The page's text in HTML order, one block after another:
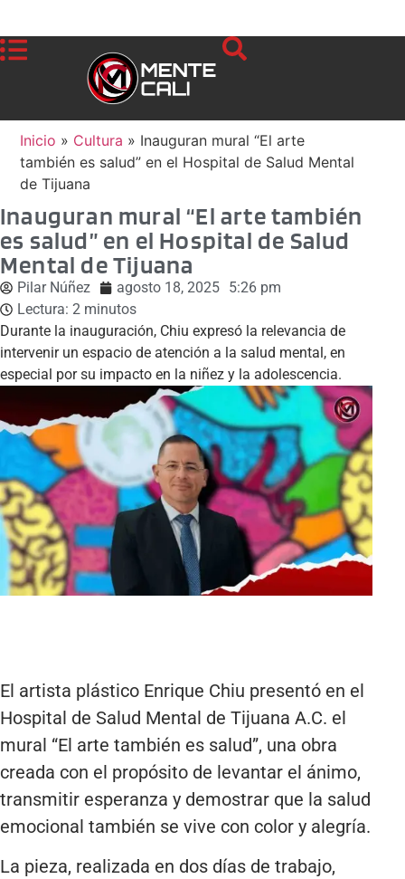
Inicio » Cultura » Inauguran mural “El arte
también es salud” en el Hospital de Salud Mental
de Tijuana
Inauguran mural “El arte también
es salud” en el Hospital de Salud
Mental de Tijuana
Pilar Núñez agosto 18, 2025 5:26 pm
Lectura: 2 minutos
Durante la inauguración, Chiu expresó la relevancia de
intervenir un espacio de atención a la salud mental, en
especial por su impacto en la niñez y la adolescencia.
El artista plástico Enrique Chiu presentó en el
Hospital de Salud Mental de Tijuana A.C. el
mural “El arte también es salud”, una obra
creada con el propósito de levantar el ánimo,
transmitir esperanza y demostrar que la salud
emocional también se vive con color y alegría.
La pieza, realizada en dos días de trabajo,